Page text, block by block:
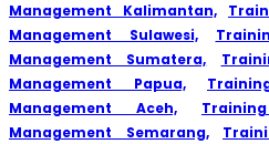
Management Kalimantan,
Management Sulawesi,
Management Sumatera,
Management Papua,
Management Aceh,
Management Semarang,